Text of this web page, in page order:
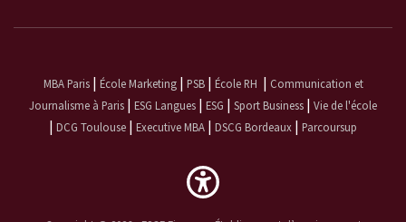
MBA Paris| École Marketing| PSB| École RH | Communication et
Journalisme à Paris | ESG Langues | ESG | Sport Business | Vie de l'école
| DCG Toulouse | Executive MBA | DSCG Bordeaux | Parcoursup